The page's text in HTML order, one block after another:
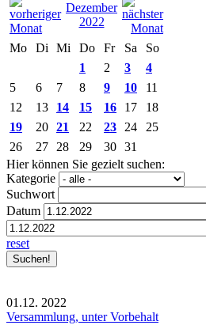
Dezember
2022
Mo
Di Mi Do Fr Sa
So
1
2 3
4
5
6 7 8 9 10
11
12
13 14 15 16 17
18
19
20 21 22 23 24
25
26
27 28 29 30 31
Hier können Sie gezielt suchen:
Kategorie
Suchwort
Datum
reset
01.12. 2022
Versammlung, unter Vorbehalt